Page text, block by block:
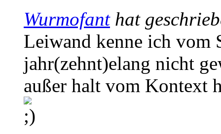
Wurmofanthat
Leiwand kenne ich vom
jahr(zehnt)elang nicht
außer halt vom Kontext